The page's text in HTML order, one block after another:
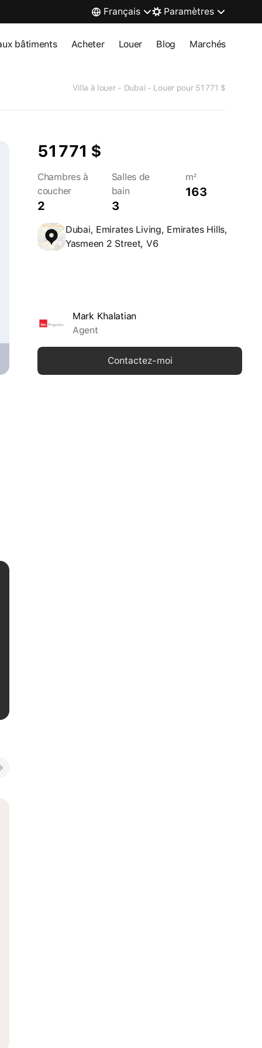
Français Paramètres
bâtiments Acheter Louer Blog Marchés
Villa à louer - Dubai - Louer pour 51 771 $
51 771 $
Chambres à
coucher
2
Salles de
bain
3
m²
163
Dubai, Emirates Living, Emirates Hills,
Yasmeen 2 Street, V6
Mark Khalatian
Agent
Contactez-moi